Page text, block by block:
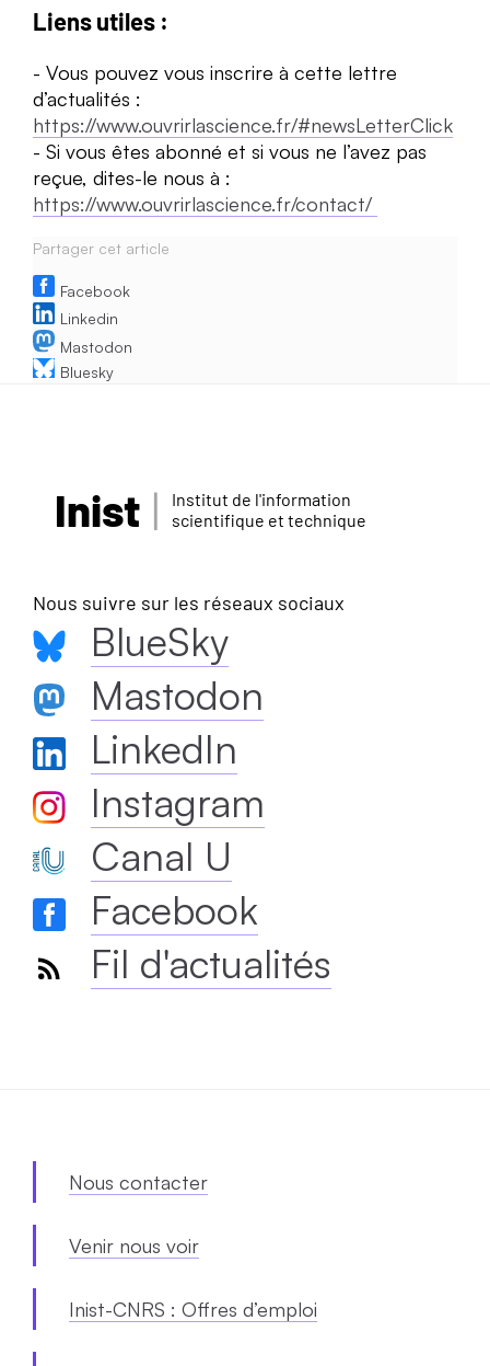
Liens utiles :
Vous pouvez vous inscrire à cette lettre
d’actualités :
https://www.ouvrirlascience.fr/#newsLetterClick
Si vous êtes abonné et si vous ne l’avez pas
reçue, dites-le nous à :
https://www.ouvrirlascience.fr/contact/
Partager cet article
Facebook
Linkedin
Mastodon
Bluesky
Inist
Institut de l'information
scientifique et technique
Nous suivre sur les réseaux sociaux
BlueSky
Mastodon
LinkedIn
Instagram
Canal U
Facebook
Fil d'actualités
Nous contacter
Venir nous voir
Inist-CNRS : Offres d’emploi